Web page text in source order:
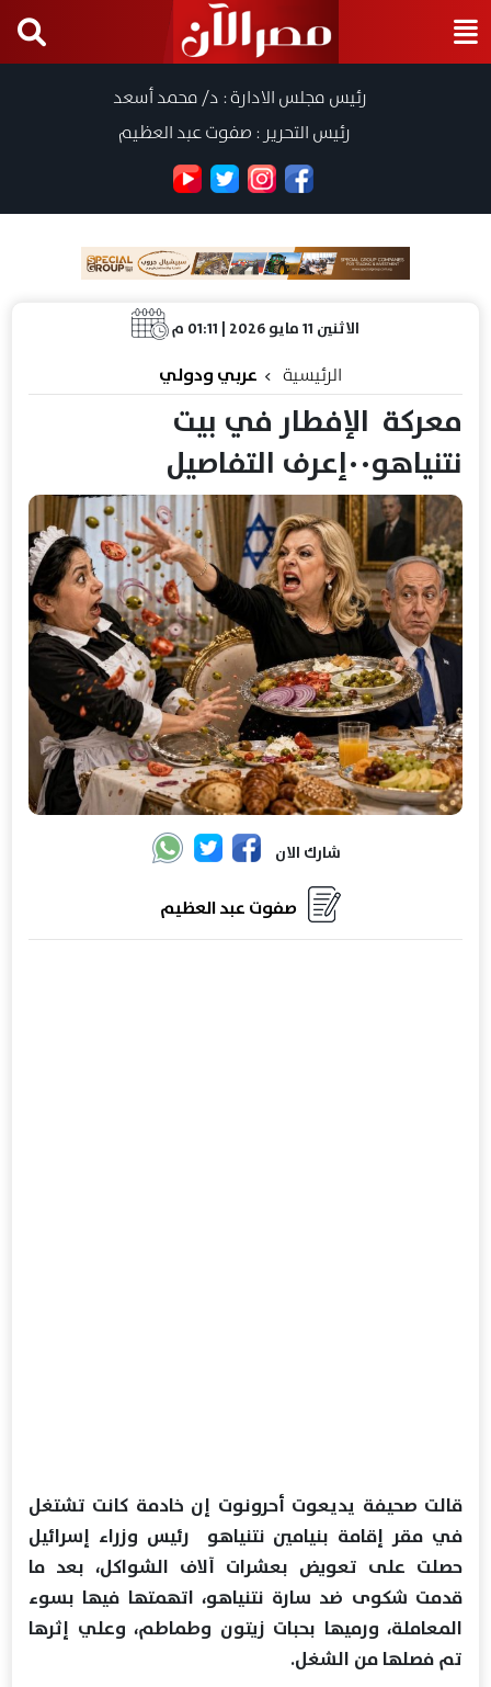
رئيس مجلس الادارة : د/ محمد أسعد
رئيس التحرير : صفوت عبد العظيم
الاثنين 11 مايو 2026 | 01:11 م
الرئيسية عربي ودولي
معركة الإفطار في بيت
نتنياهو٠٠إعرف التفاصيل
شارك الان
صفوت عبد العظيم
قالت صحيفة يديعوت أحرونوت إن خادمة كانت تشتغل
في مقر إقامة بنيامين نتنياهو رئيس وزراء إسرائيل
حصلت على تعويض بعشرات آلاف الشواكل، بعد ما
قدمت شكوى ضد سارة نتنياهو، اتهمتها فيها بسوء
المعاملة، ورميها بحبات زيتون وطماطم، وعلي إثرها
تم فصلها من الشغل.